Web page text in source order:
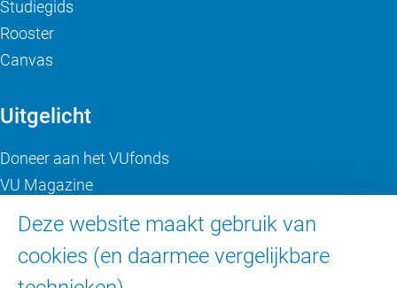
Deze website maakt gebruik van
cookies (en daarmee vergelijkbare
Studiegids
Rooster
Canvas
Uitgelicht
Doneer aan het VUfonds
VU Magazine